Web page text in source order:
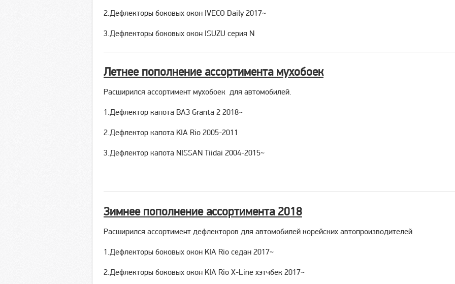
2.Дефлекторы боковых окон IVECO Daily 2017~
3.Дефлекторы боковых окон ISUZU серия N
Летнее пополнение ассортимента мухобоек
Расширился ассортимент мухобоек для автомобилей.
1.Дефлектор капота ВАЗ Granta 2 2018~
2.Дефлектор капота KIA Rio 2005-2011
3.Дефлектор капота NISSAN Tiidai 2004-2015~
Зимнее пополнение ассортимента 2018
Расширился ассортимент дефлекторов для автомобилей корейских автопроизводителей
1.Дефлекторы боковых окон KIA Rio седан 2017~
2.Дефлекторы боковых окон KIA Rio X-Line хэтчбек 2017~